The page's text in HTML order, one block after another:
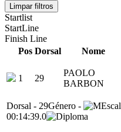
Limpar filtros
Startlist
StartLine
Finish Line
Pos Dorsal Nome
1 29
PAOLO
BARBON
Dorsal - 29Género -
00:14:39.0